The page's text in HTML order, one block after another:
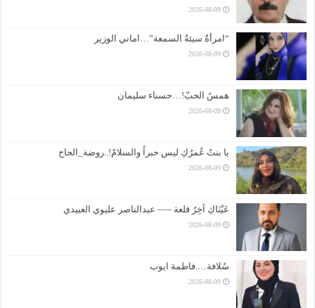
2026-08-09
“امرأةٌ سيئةُ السمعة”…اماني الوزير
2026-08-09
همسُ الحبّ!…حسناء سليمان
2026-08-09
يا بنتُ عُمرُكِ ليس حبراً والسلامْ!..روضة_الحاج
2026-08-09
عَيْنَاكِ آخِرُ قلعة —– عبدالناصر عليوي العبيدي
2026-08-09
سُلافة….فاطمة ايوب
2026-08-09